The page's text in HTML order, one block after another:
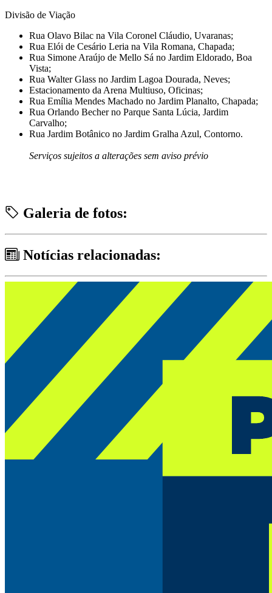
Divisão de Viação
Rua Olavo Bilac na Vila Coronel Cláudio, Uvaranas;
Rua Elói de Cesário Leria na Vila Romana, Chapada;
Rua Simone Araújo de Mello Sá no Jardim Eldorado, Boa
Vista;
Rua Walter Glass no Jardim Lagoa Dourada, Neves;
Estacionamento da Arena Multiuso, Oficinas;
Rua Emília Mendes Machado no Jardim Planalto, Chapada;
Rua Orlando Becher no Parque Santa Lúcia, Jardim
Carvalho;
Rua Jardim Botânico no Jardim Gralha Azul, Contorno.
Serviços sujeitos a alterações sem aviso prévio
Galeria de fotos:
Notícias relacionadas: